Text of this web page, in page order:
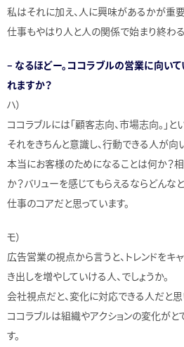
私はそれに加え、人に興味があるかが重
仕事もやはり人と人の関係で始まり終わる
– なるほどー。ココラブルの営業に向い
れますか？
ハ）
ココラブルには「顧客志向、市場志向。」と
それをきちんと意識し、行動できる人が向
本当にお客様のためになることは何か？
か？バリューを感じてもらえるならどんな
仕事のコアだと思っています。
モ）
広告営業の視点から言うと、トレンドをキ
き出しを増やしていける人、でしょうか。
会社視点だと、変化に対応できる人だと思
ココラブルは組織やアクションの変化が
す。